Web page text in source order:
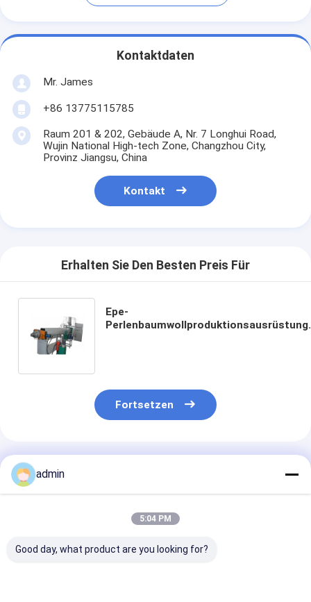
Kontaktdaten
Mr. James
+86 13775115785
Raum 201 & 202, Gebäude A, Nr. 7 Longhui Road,
Wujin National High-tech Zone, Changzhou City,
Provinz Jiangsu, China
Kontakt
Erhalten Sie Den Besten Preis Für
Epe-
Fortsetzen
Empfohlene Produkte
admin
5:04 PM
Good day, what product are you looking for?